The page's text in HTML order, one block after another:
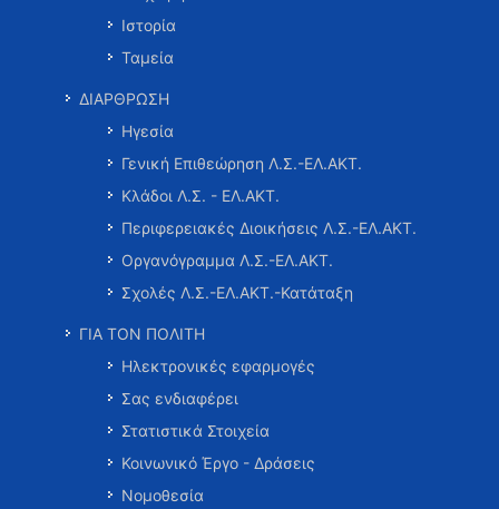
Ιστορία
Ταμεία
ΔΙΑΡΘΡΩΣΗ
Ηγεσία
Γενική Επιθεώρηση Λ.Σ.-ΕΛ.ΑΚΤ.
Κλάδοι Λ.Σ. - ΕΛ.ΑΚΤ.
Περιφερειακές Διοικήσεις Λ.Σ.-ΕΛ.ΑΚΤ.
Οργανόγραμμα Λ.Σ.-ΕΛ.ΑΚΤ.
Σχολές Λ.Σ.-ΕΛ.ΑΚΤ.-Κατάταξη
ΓΙΑ ΤΟΝ ΠΟΛΙΤΗ
Ηλεκτρονικές εφαρμογές
Σας ενδιαφέρει
Στατιστικά Στοιχεία
Κοινωνικό Έργο - Δράσεις
Νομοθεσία